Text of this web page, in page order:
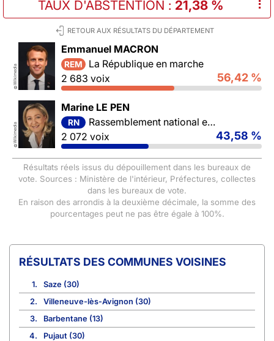
TAUX D'ABSTENTION : 21,38 % ⠇
RETOUR AUX RÉSULTATS DU DÉPARTEMENT
©
Wikimedia
Emmanuel MACRON
REM
La République en marche
2 683 voix
56,42 %
©
Wikimedia
Marine LE PEN
RN
Rassemblement national et ses alliés
2 072 voix
43,58 %
Résultats réels issus du dépouillement dans les bureaux de
vote. Sources : Ministère de l'intérieur, Préfectures, collectes
dans les bureaux de vote.
En raison des arrondis à la deuxième décimale, la somme des
pourcentages peut ne pas être égale à 100%.
COMMUNES VOISINES
1.
Saze (30)
2.
Villeneuve-lès-Avignon (30)
3.
Barbentane (13)
4.
Pujaut (30)